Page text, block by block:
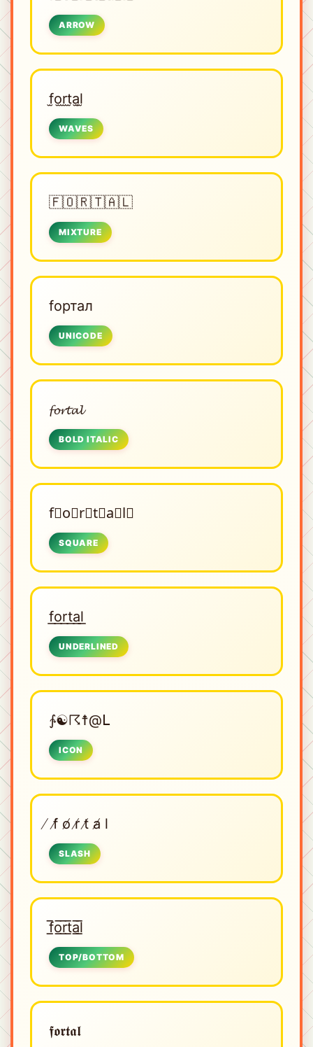
ARROW
f̫o̫r̫t̫a̫l̫
WAVES
🇫🇴🇷🇹🇦🇱
MIXTURE
fортал
UNICODE
𝓯𝓸𝓻𝓽𝓪𝓵
BOLD ITALIC
f⃟o⃟r⃟t⃟a⃟l⃟
SQUARE
f͟o͟r͟t͟a͟l͟
UNDERLINED
∱☯☈☨@ᒪ
ICON
̸ f̸ o̸ r̸ t̸ a̸ l
SLASH
f̲̅o̲̅r̲̅t̲̅a̲̅l̲̅
TOP/BOTTOM
𝖋𝖔𝖗𝖙𝖆𝖑